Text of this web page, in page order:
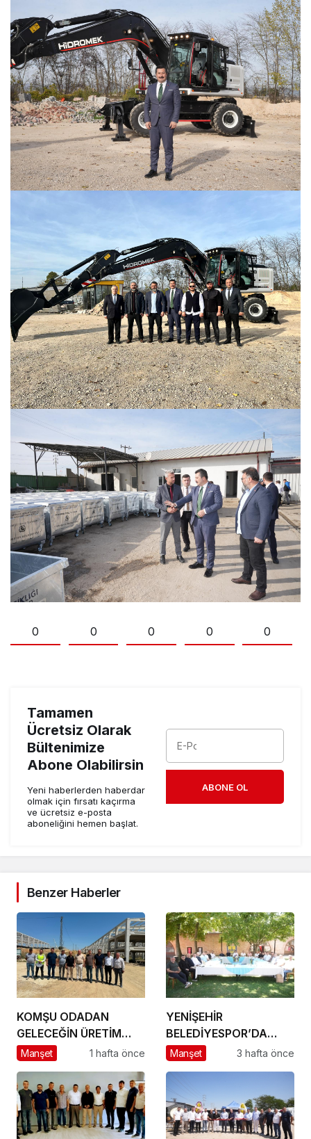
0 0 0 0 0
Tamamen
Ücretsiz Olarak
Bültenimize
Abone Olabilirsin
Yeni haberlerden haberdar
olmak için fırsatı kaçırma
ve ücretsiz e-posta
aboneliğini hemen başlat.
ABONE OL
Benzer Haberler
KOMŞU ODADAN
GELECEĞİN ÜRETİM
ÜSSÜ YESAN’A
Manşet 1 hafta önce
YENİŞEHİR
BELEDİYESPOR’DA
GÜÇLÜ YÖNETİM,
Manşet 3 hafta önce